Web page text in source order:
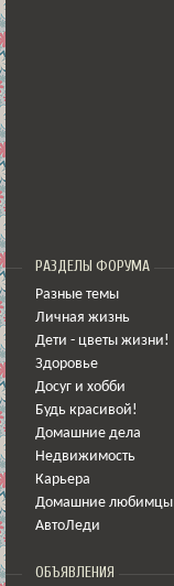
РАЗДЕЛЫ ФОРУМА
Разные темы
Личная жизнь
Дети - цветы жизни!
Здоровье
Досуг и хобби
Будь красивой!
Домашние дела
Недвижимость
Карьера
Домашние любимцы
АвтоЛеди
ОБЪЯВЛЕНИЯ